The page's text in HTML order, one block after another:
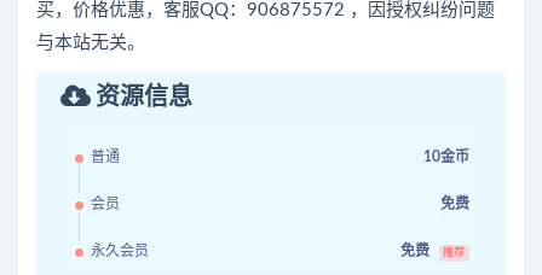
买，价格优惠，客服QQ：906875572 ，因授权纠纷问题
与本站无关。
资源信息
普通 10金币
会员 免费
永久会员 免费 推荐